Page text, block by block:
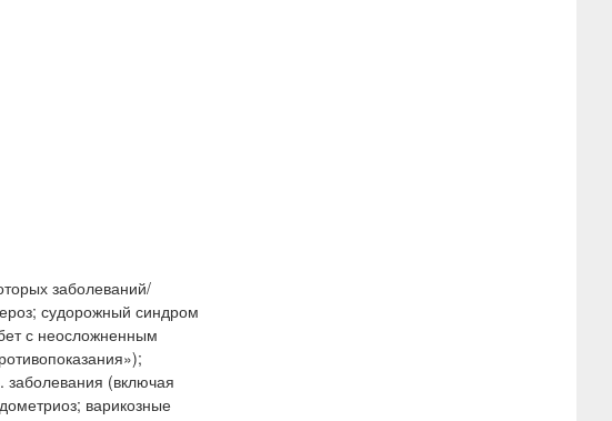
заболеваний/
судорожный синдром
с неосложненным
(включая
варикозные